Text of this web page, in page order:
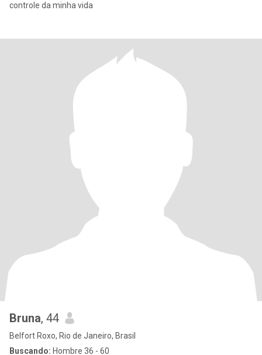
controle da minha vida
Bruna, 44
Belfort Roxo, Rio de Janeiro, Brasil
Buscando: Hombre 36 - 60